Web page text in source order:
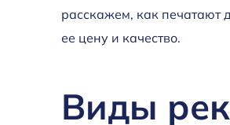
расскажем, как
ее цену и качество.
Виды